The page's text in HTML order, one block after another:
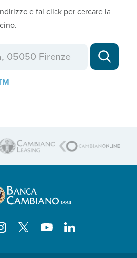
e fai click per cercare la